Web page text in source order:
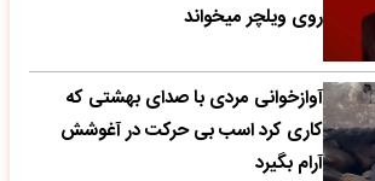
روی ویلچر میخواند
آوازخوانی مردی با صدای بهشتی که
کاری کرد اسب بی حرکت در آغوشش
آرام بگیرد